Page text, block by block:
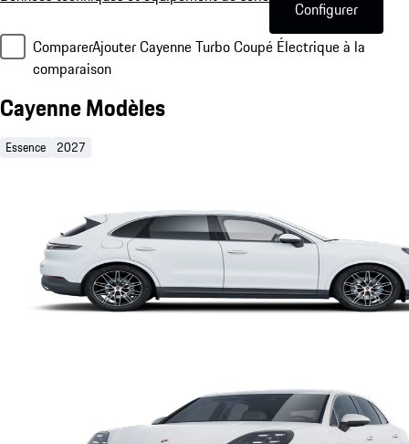
Configurer
ComparerAjouter Cayenne Turbo Coupé Électrique à la
comparaison
Cayenne Modèles
Essence 2027